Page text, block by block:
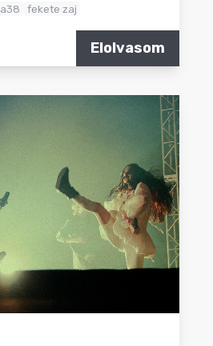
a38 fekete zaj
Elolvasom